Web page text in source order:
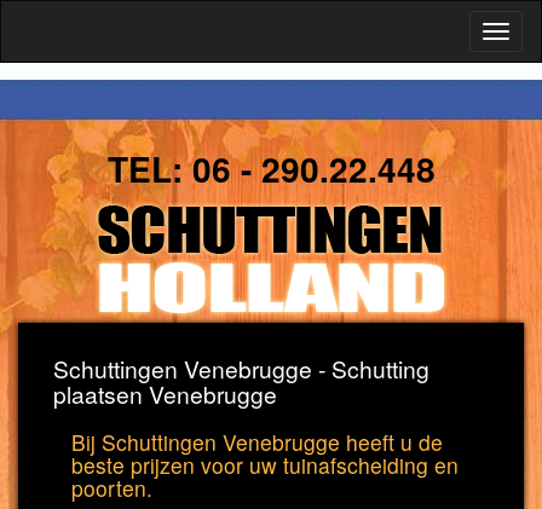
TEL:06 - 290.22.448
Schuttingen Venebrugge - Schutting
plaatsen Venebrugge
Bij Schuttingen Venebrugge heeft u de
beste prijzen voor uw tuinafscheiding en
poorten.